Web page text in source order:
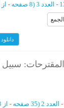
(‎8 صفحه - از 11 تا 18
الجمع
دانلود
سبیل
(‎35 صفحه - از 193 تا 227